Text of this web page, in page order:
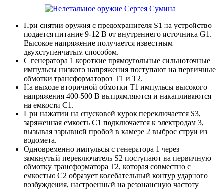
При снятии оружия с предохранителя S1 на устройство
подается питание 9-12 В от внутреннего источника G1.
Высокое напряжение получается известным
двухступенчатым способом.
С генератора 1 короткие прямоугольные сильноточные
импульсы низкого напряжения поступают на первичные
обмотки трансформаторов Т1 и Т2.
На выходе вторичной обмотки Т1 импульсы высокого
напряжения 400-500 В выпрямляются и накапливаются
на емкости С1.
При нажатии на спусковой курок переключается S3,
заряженная емкость С1 подключается к электродам 3,
вызывая взрывной пробой в камере 2 выброс струи из
водомета.
Одновременно импульсы с генератора 1 через
замкнутый переключатель S2 поступают на первичную
обмотку трансформатора Т2, которая совместно с
емкостью С2 образует колебательный контур ударного
возбуждения, настроенный на резонансную частоту